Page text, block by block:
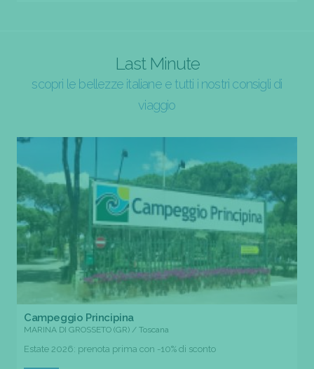
Last Minute
scopri le bellezze italiane e tutti i nostri consigli di
viaggio
Campeggio Principina
MARINA DI GROSSETO (GR) / Toscana
Estate 2026: prenota prima con -10% di sconto